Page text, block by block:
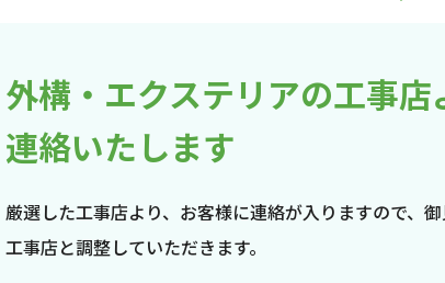
外構・エクステリアの工事
連絡いたします
厳選した工事店より、お客様に連絡が入りますので、
工事店と調整していただきます。